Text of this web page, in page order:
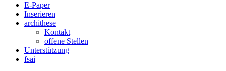
E-Paper
Inserieren
archithese
Kontakt
offene Stellen
Unterstützung
fsai